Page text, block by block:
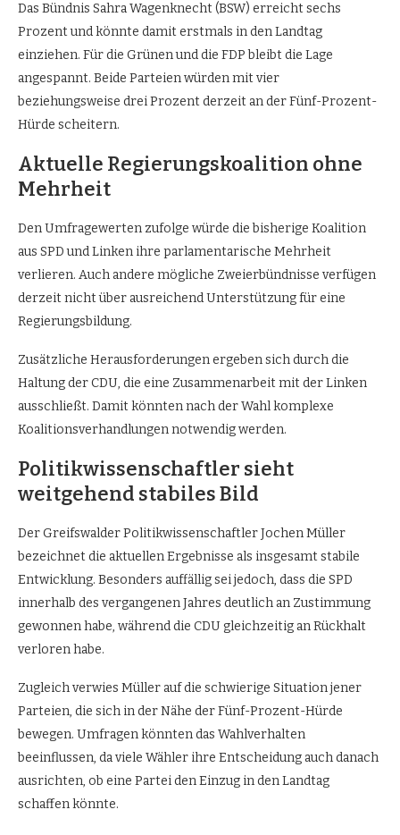
Das Bündnis Sahra Wagenknecht (BSW) erreicht sechs
Prozent und könnte damit erstmals in den Landtag
einziehen. Für die Grünen und die FDP bleibt die Lage
angespannt. Beide Parteien würden mit vier
beziehungsweise drei Prozent derzeit an der Fünf-Prozent-
Hürde scheitern.
Aktuelle Regierungskoalition ohne
Mehrheit
Den Umfragewerten zufolge würde die bisherige Koalition
aus SPD und Linken ihre parlamentarische Mehrheit
verlieren. Auch andere mögliche Zweierbündnisse verfügen
derzeit nicht über ausreichend Unterstützung für eine
Regierungsbildung.
Zusätzliche Herausforderungen ergeben sich durch die
Haltung der CDU, die eine Zusammenarbeit mit der Linken
ausschließt. Damit könnten nach der Wahl komplexe
Koalitionsverhandlungen notwendig werden.
Politikwissenschaftler sieht
weitgehend stabiles Bild
Der Greifswalder Politikwissenschaftler Jochen Müller
bezeichnet die aktuellen Ergebnisse als insgesamt stabile
Entwicklung. Besonders auffällig sei jedoch, dass die SPD
innerhalb des vergangenen Jahres deutlich an Zustimmung
gewonnen habe, während die CDU gleichzeitig an Rückhalt
verloren habe.
Zugleich verwies Müller auf die schwierige Situation jener
Parteien, die sich in der Nähe der Fünf-Prozent-Hürde
bewegen. Umfragen könnten das Wahlverhalten
beeinflussen, da viele Wähler ihre Entscheidung auch danach
ausrichten, ob eine Partei den Einzug in den Landtag
schaffen könnte.